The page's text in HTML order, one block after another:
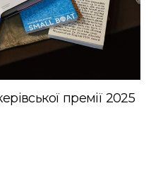
премії 2025